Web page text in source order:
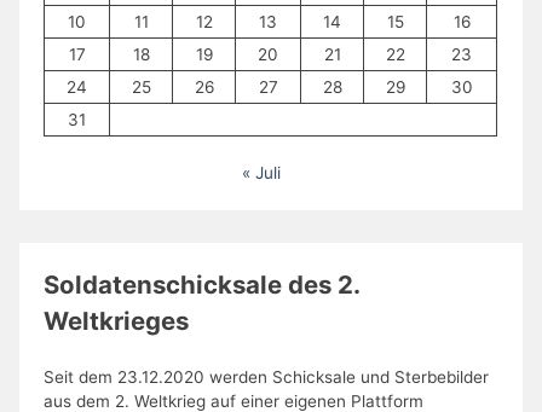
10
11 12 13 14 15
16
17
18 19 20 21 22
23
24
25 26 27 28 29
30
31
« Juli
Soldatenschicksale des 2.
Weltkrieges
Seit dem 23.12.2020 werden Schicksale und Sterbebilder
aus dem 2. Weltkrieg auf einer eigenen Plattform